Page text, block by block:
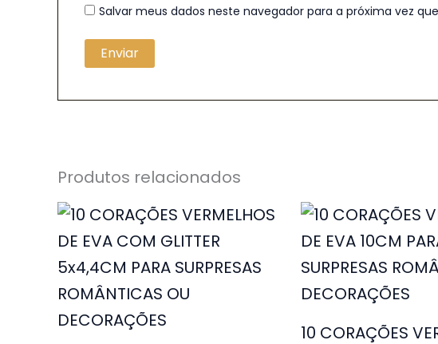
Salvar meus dados neste navegador para a próxima vez
Produtos relacionados
10 CORAÇÕES